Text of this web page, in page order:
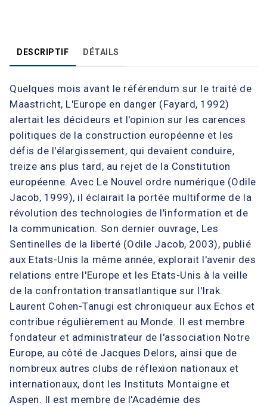
DESCRIPTIF DÉTAILS
Quelques mois avant le référendum sur le traité de
Maastricht, L'Europe en danger (Fayard, 1992)
alertait les décideurs et l'opinion sur les carences
politiques de la construction européenne et les
défis de l'élargissement, qui devaient conduire,
treize ans plus tard, au rejet de la Constitution
européenne. Avec Le Nouvel ordre numérique (Odile
Jacob, 1999), il éclairait la portée multiforme de la
révolution des technologies de l'information et de
la communication. Son dernier ouvrage, Les
Sentinelles de la liberté (Odile Jacob, 2003), publié
aux Etats-Unis la même année, explorait l'avenir des
relations entre l'Europe et les Etats-Unis à la veille
de la confrontation transatlantique sur l'Irak.
Laurent Cohen-Tanugi est chroniqueur aux Echos et
contribue régulièrement au Monde. Il est membre
fondateur et administrateur de l'association Notre
Europe, au côté de Jacques Delors, ainsi que de
nombreux autres clubs de réflexion nationaux et
internationaux, dont les Instituts Montaigne et
Aspen. Il est membre de l'Académie des